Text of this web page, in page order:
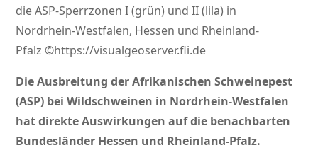
die ASP-Sperrzonen I (grün) und II (lila) in
Nordrhein-Westfalen, Hessen und Rheinland-
Pfalz ©https://visualgeoserver.fli.de
Die Ausbreitung der Afrikanischen Schweinepest
(ASP) bei Wildschweinen in Nordrhein-Westfalen
hat direkte Auswirkungen auf die benachbarten
Bundesländer Hessen und Rheinland-Pfalz.